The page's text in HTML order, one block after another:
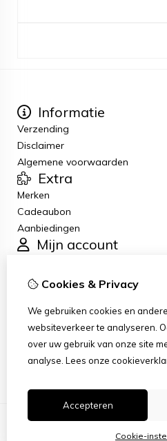
Informatie
Verzending
Disclaimer
Algemene voorwaarden
Extra
Merken
Cadeaubon
Aanbiedingen
Mijn account
Bestelhistorie
Klantenservice
Contact
Retourneren
Sitemap
Cookies & Privacy
We gebruiken cookies en
websiteverkeer te analyseren.
over uw gebruik van onze site
analyse. Lees onze
Accepteren
Cookie-